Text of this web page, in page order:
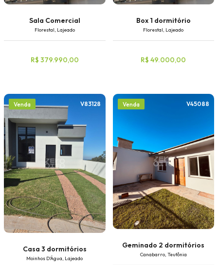
Sala Comercial
Florestal, Lajeado
R$ 379.990,00
Box 1 dormitório
Florestal, Lajeado
R$ 49.000,00
Venda V83128
Casa 3 dormitórios
Moinhos D'Água, Lajeado
Venda V45088
Geminado 2 dormitórios
Canabarro, Teutônia